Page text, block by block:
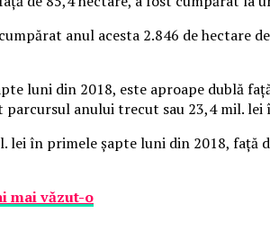
anul acesta 2.846 de hectare
luni din 2018, este aproape dublă
anului trecut sau 23,4 mil.
în primele şapte luni din 2018,
mai văzut-o